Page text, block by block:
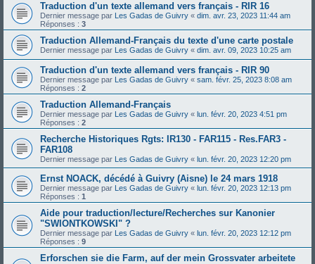
Traduction d'un texte allemand vers français - RIR 16
Dernier message par Les Gadas de Guivry « dim. avr. 23, 2023 11:44 am
Réponses : 3
Traduction Allemand-Français du texte d'une carte postale
Dernier message par Les Gadas de Guivry « dim. avr. 09, 2023 10:25 am
Traduction d'un texte allemand vers français - RIR 90
Dernier message par Les Gadas de Guivry « sam. févr. 25, 2023 8:08 am
Réponses : 2
Traduction Allemand-Français
Dernier message par Les Gadas de Guivry « lun. févr. 20, 2023 4:51 pm
Réponses : 2
Recherche Historiques Rgts: IR130 - FAR115 - Res.FAR3 -
FAR108
Dernier message par Les Gadas de Guivry « lun. févr. 20, 2023 12:20 pm
Ernst NOACK, décédé à Guivry (Aisne) le 24 mars 1918
Dernier message par Les Gadas de Guivry « lun. févr. 20, 2023 12:13 pm
Réponses : 1
Aide pour traduction/lecture/Recherches sur Kanonier
"SWIONTKOWSKI" ?
Dernier message par Les Gadas de Guivry « lun. févr. 20, 2023 12:12 pm
Réponses : 9
Erforschen sie die Farm, auf der mein Grossvater arbeitete